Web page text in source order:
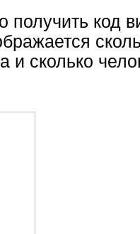
получить код
и сколько